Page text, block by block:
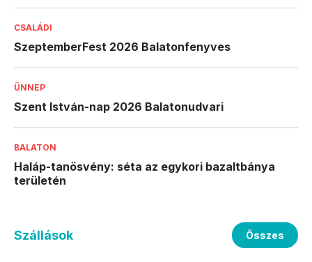
CSALÁDI
SzeptemberFest 2026 Balatonfenyves
ÜNNEP
Szent István-nap 2026 Balatonudvari
BALATON
Haláp-tanösvény: séta az egykori bazaltbánya
területén
Szállások Összes